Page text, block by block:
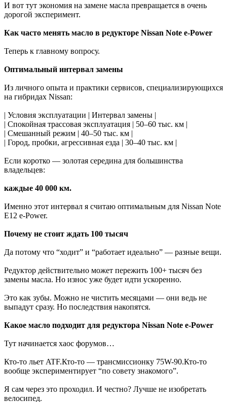
И вот тут экономия на замене масла превращается в очень
дорогой эксперимент.
Как часто менять масло в редукторе Nissan Note e-Power
Теперь к главному вопросу.
Оптимальный интервал замены
Из личного опыта и практики сервисов, специализирующихся
на гибридах Nissan:
| Условия эксплуатации | Интервал замены |
| Спокойная трассовая эксплуатация | 50–60 тыс. км |
| Смешанный режим | 40–50 тыс. км |
| Город, пробки, агрессивная езда | 30–40 тыс. км |
Если коротко — золотая середина для большинства
владельцев:
каждые 40 000 км.
Именно этот интервал я считаю оптимальным для Nissan Note
E12 e-Power.
Почему не стоит ждать 100 тысяч
Да потому что “ходит” и “работает идеально” — разные вещи.
Редуктор действительно может пережить 100+ тысяч без
замены масла. Но износ уже будет идти ускоренно.
Это как зубы. Можно не чистить месяцами — они ведь не
выпадут сразу. Но последствия накопятся.
Какое масло подходит для редуктора Nissan Note e-Power
Тут начинается хаос форумов…
Кто-то льет ATF.Кто-то — трансмиссионку 75W-90.Кто-то
вообще экспериментирует “по совету знакомого”.
Я сам через это проходил. И честно? Лучше не изобретать
велосипед.